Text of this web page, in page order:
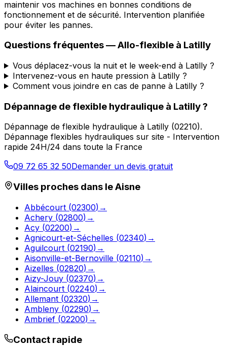
maintenir vos machines en bonnes conditions de
fonctionnement et de sécurité. Intervention planifiée
pour éviter les pannes.
Questions fréquentes —Allo-flexible à Latilly
Vous déplacez-vous la nuit et le week-end à Latilly ?
Intervenez-vous en haute pression à Latilly ?
Comment vous joindre en cas de panne à Latilly ?
Dépannage de flexible hydraulique à Latilly?
Dépannage de flexible hydraulique à Latilly (02210).
Dépannage flexibles hydrauliques sur site - Intervention
rapide 24H/24 dans toute la France
09 72 65 32 50Demander un devis gratuit
Villes proches dans leAisne
Abbécourt (02300) →
Achery (02800) →
Acy (02200) →
Agnicourt-et-Séchelles (02340) →
Aguilcourt (02190) →
Aisonville-et-Bernoville (02110) →
Aizelles (02820) →
Aizy-Jouy (02370) →
Alaincourt (02240) →
Allemant (02320) →
Ambleny (02290) →
Ambrief (02200) →
Contact rapide